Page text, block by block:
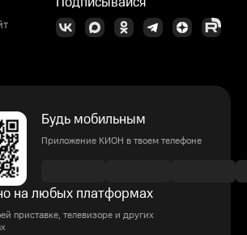
Будь мобильным
Приложение КИОН в твоем телефоне
на любых платформах
приставке, телевизоре и других